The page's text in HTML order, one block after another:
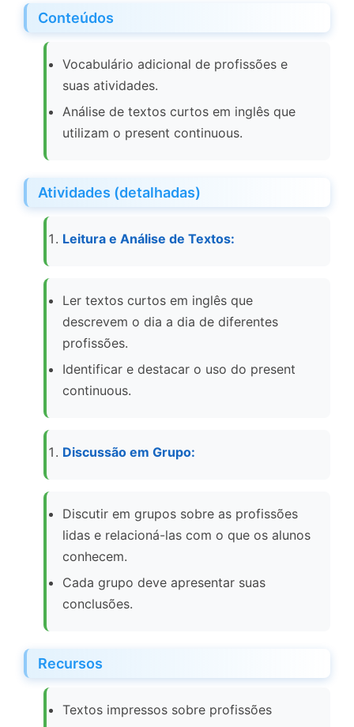
Conteúdos
Vocabulário adicional de profissões e
suas atividades.
Análise de textos curtos em inglês que
utilizam o present continuous.
Atividades (detalhadas)
Leitura e Análise de Textos:
Ler textos curtos em inglês que
descrevem o dia a dia de diferentes
profissões.
Identificar e destacar o uso do present
continuous.
Discussão em Grupo:
Discutir em grupos sobre as profissões
lidas e relacioná-las com o que os alunos
conhecem.
Cada grupo deve apresentar suas
conclusões.
Recursos
Textos impressos sobre profissões